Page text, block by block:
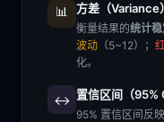
📊 方差（Variance）
衡量结果的统计
波动 （5~12）；
化。
↔️ 置信区间（95%
95% 置信区间反